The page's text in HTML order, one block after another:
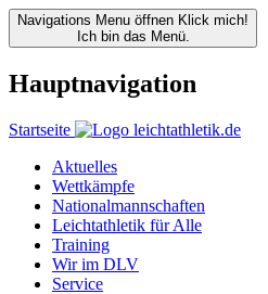
Navigations Menu öffnen Klick mich!
Ich bin das Menü.
Hauptnavigation
Startseite
Aktuelles
Wettkämpfe
Nationalmannschaften
Leichtathletik für Alle
Training
Wir im DLV
Service